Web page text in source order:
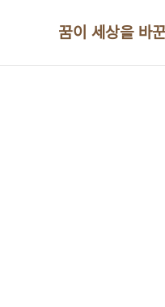
꿈이 세상을 바